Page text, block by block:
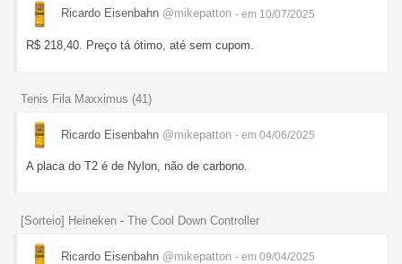
Ricardo Eisenbahn @mikepatton - em 10/07/2025
R$ 218,40. Preço tá ótimo, até sem cupom.
Tenis Fila Maxximus (41)
Ricardo Eisenbahn @mikepatton - em 04/06/2025
A placa do T2 é de Nylon, não de carbono.
[Sorteio] Heineken - The Cool Down Controller
Ricardo Eisenbahn @mikepatton - em 09/04/2025